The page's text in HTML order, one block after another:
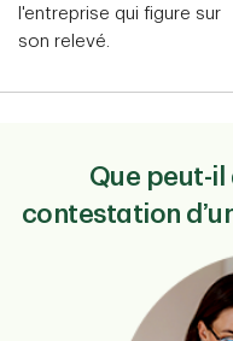
l'entreprise qui figure sur
son relevé.
Que peut-
contestation